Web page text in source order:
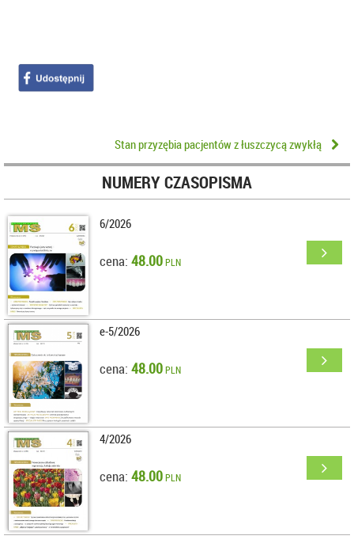
Stan przyzębia pacjentów z łuszczycą zwykłą
NUMERY CZASOPISMA
6/2026
cena: 48.00PLN
e-5/2026
cena: 48.00PLN
4/2026
cena: 48.00PLN